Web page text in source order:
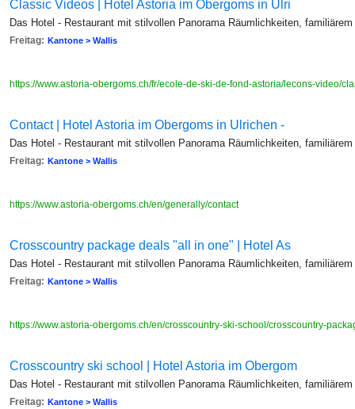
Classic Videos | Hotel Astoria im Obergoms in Ulri
Das Hotel - Restaurant mit stilvollen Panorama Räumlichkeiten,
Freitag: Kantone > Wallis
https://www.astoria-obergoms.ch/fr/ecole-de-ski-de-fond-astoria/lecons-video/
Contact | Hotel Astoria im Obergoms in Ulrichen -
Das Hotel - Restaurant mit stilvollen Panorama Räumlichkeiten,
Freitag: Kantone > Wallis
https://www.astoria-obergoms.ch/en/generally/contact
Crosscountry package deals "all in one" | Hotel As
Das Hotel - Restaurant mit stilvollen Panorama Räumlichkeiten,
Freitag: Kantone > Wallis
https://www.astoria-obergoms.ch/en/crosscountry-ski-school/crosscountry-
Crosscountry ski school | Hotel Astoria im Obergom
Das Hotel - Restaurant mit stilvollen Panorama Räumlichkeiten,
Freitag: Kantone > Wallis